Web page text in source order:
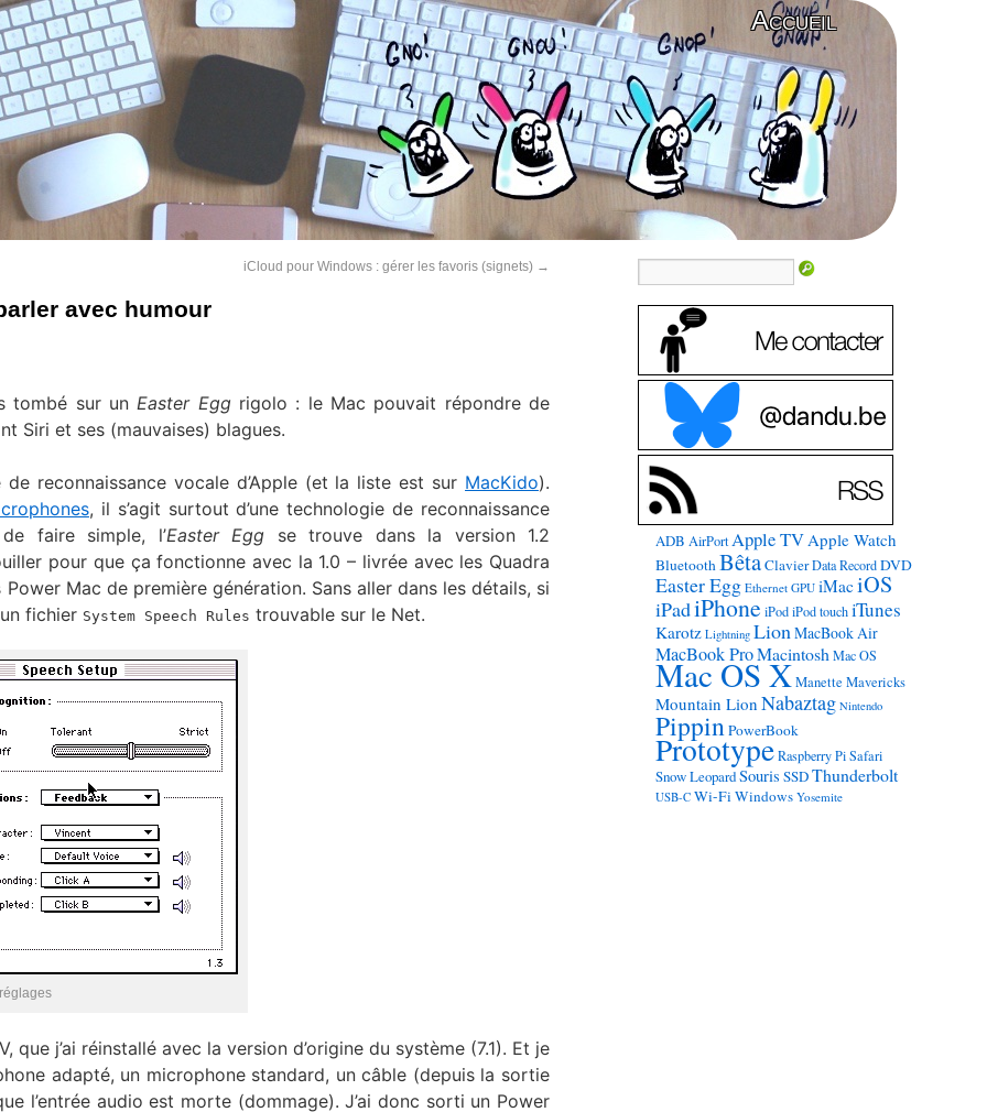
Accueil
iCloud pour Windows : gérer les favoris (signets) →
avec humour
tombé sur unEaster Eggrigolo : le Mac pouvait répondre de
Siri et ses (mauvaises) blagues.
reconnaissance vocale d’Apple (et la liste est sur MacKido).
, il s’agit surtout d’une technologie de reconnaissance
faire simple, l’Easter Egg se trouve dans la version 1.2
pour que ça fonctionne avec la 1.0 – livrée avec les Quadra
Mac de première génération. Sans aller dans les détails, si
fichier System Speech Rules trouvable sur le Net.
que j’ai réinstallé avec la version d’origine du système (7.1). Et je
adapté, un microphone standard, un câble (depuis la sortie
l’entrée audio est morte (dommage). J’ai donc sorti un Power
ADB AirPort Apple TVApple Watch
BluetoothBêtaClavier Data Record DVD
Easter Egg Ethernet GPU iMaciOS
iPadiPhone iPod iPod touch iTunes
Karotz Lightning LionMacBook Air
MacBook ProMacintosh Mac OS
Mac OS X Manette Mavericks
Mountain Lion Nabaztag Nintendo
PippinPowerBook
Prototype Raspberry Pi Safari
Snow LeopardSouris SSDThunderbolt
USB-C Wi-FiWindows Yosemite